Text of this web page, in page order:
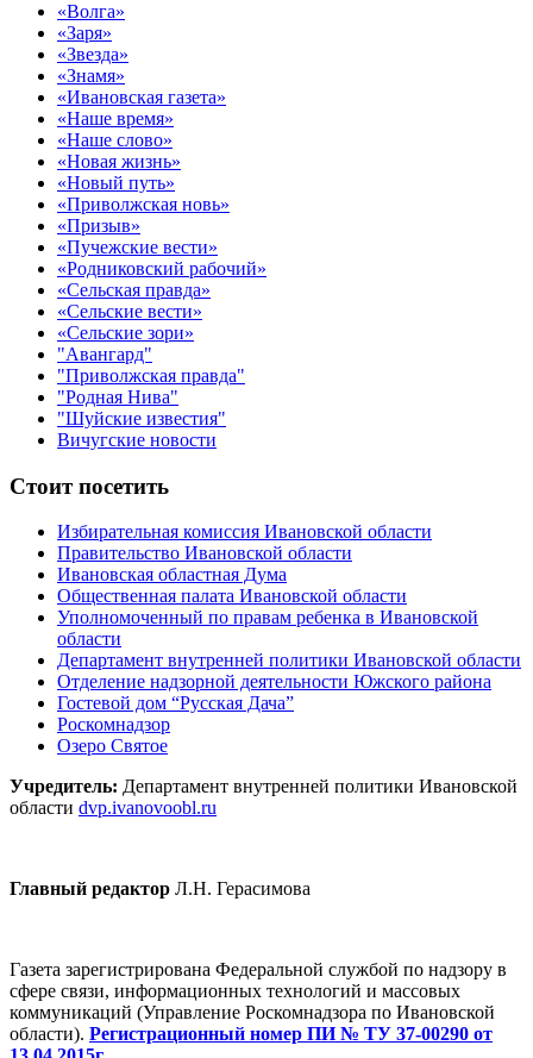
«Волга»
«Заря»
«Звезда»
«Знамя»
«Ивановская газета»
«Наше время»
«Наше слово»
«Новая жизнь»
«Новый путь»
«Приволжская новь»
«Призыв»
«Пучежские вести»
«Родниковский рабочий»
«Сельская правда»
«Сельские вести»
«Сельские зори»
"Авангард"
"Приволжская правда"
"Родная Нива"
"Шуйские известия"
Вичугские новости
Стоит посетить
Избирательная комиссия Ивановской области
Правительство Ивановской области
Ивановская областная Дума
Общественная палата Ивановской области
Уполномоченный по правам ребенка в Ивановской
области
Департамент внутренней политики Ивановской области
Отделение надзорной деятельности Южского района
Гостевой дом “Русская Дача”
Роскомнадзор
Озеро Святое
Учредитель: Департамент внутренней политики Ивановской
области dvp.ivanovoobl.ru
Главный редактор Л.Н. Герасимова
Газета зарегистрирована Федеральной службой по надзору в
сфере связи, информационных технологий и массовых
коммуникаций (Управление Роскомнадзора по Ивановской
области). Регистрационный номер ПИ № ТУ 37-00290 от